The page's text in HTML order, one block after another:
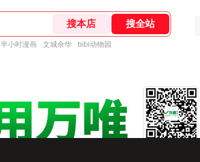
半小时漫画 文城余华 bibi动物园